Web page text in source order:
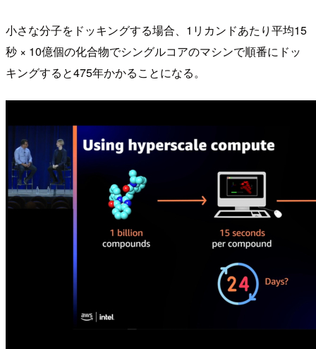
小さな分子をドッキングする場合、1リカンドあたり平均15
秒 × 10億個の化合物でシングルコアのマシンで順番にドッ
キングすると475年かかることになる。